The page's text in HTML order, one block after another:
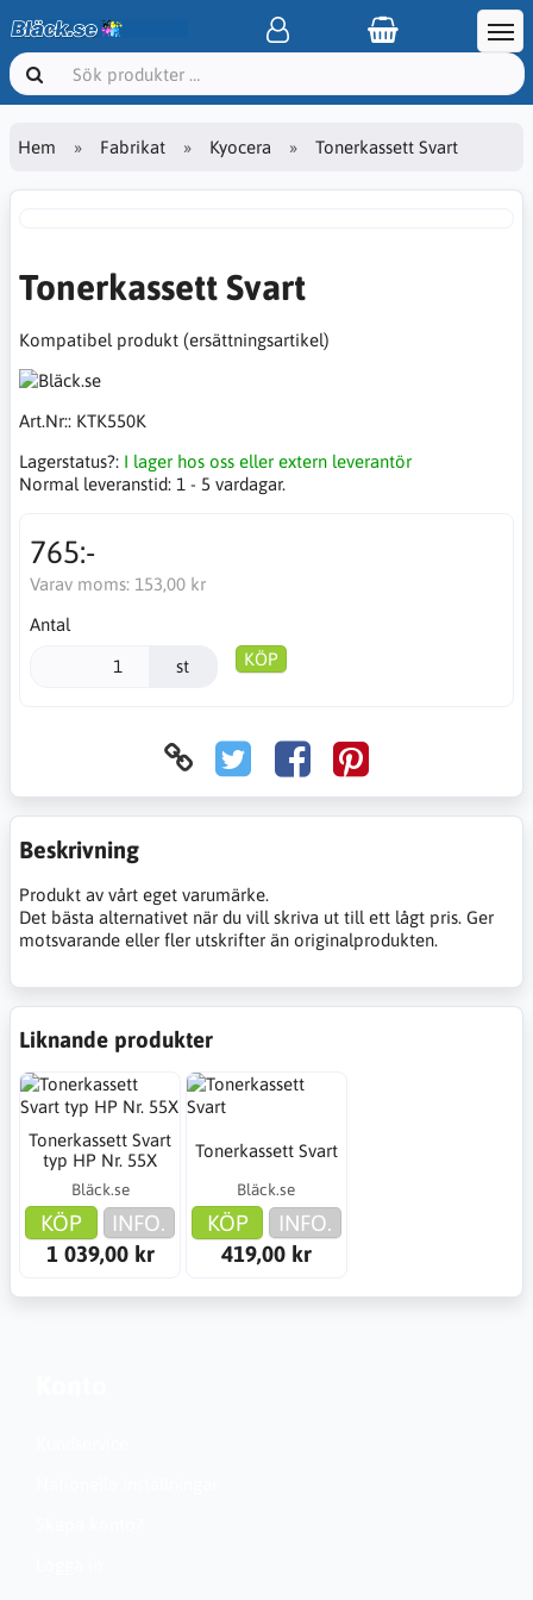
Hem Fabrikat Kyocera Tonerkassett Svart
Tonerkassett Svart
Kompatibel produkt (ersättningsartikel)
Art.Nr:: KTK550K
Lagerstatus?: I lager hos oss eller extern leverantör
Normal leveranstid: 1 - 5 vardagar.
765:-
Varav moms: 153,00 kr
Antal
st KÖP
Beskrivning
Produkt av vårt eget varumärke.
Det bästa alternativet när du vill skriva ut till ett lågt pris. Ger
motsvarande eller fler utskrifter än originalprodukten.
Liknande produkter
Tonerkassett Svart
typ HP Nr. 55X
Bläck.se
KÖP
INFO.
1 039,00 kr
Tonerkassett Svart
Bläck.se
KÖP
INFO.
419,00 kr